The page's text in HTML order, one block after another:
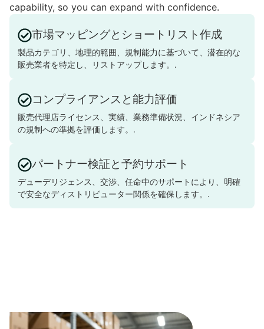
capability, so you can expand with confidence.
市場マッピングとショートリスト作成
製品カテゴリ、地理的範囲、規制能力に基づいて、潜在的な
販売業者を特定し、リストアップします。.
コンプライアンスと能力評価
販売代理店ライセンス、実績、業務準備状況、インドネシア
の規制への準拠を評価します。.
パートナー検証と予約サポート
デューデリジェンス、交渉、任命中のサポートにより、明確
で安全なディストリビューター関係を確保します。.